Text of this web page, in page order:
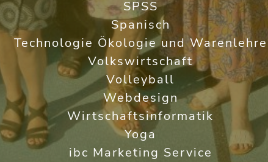
SPSS
Spanisch
Technologie Ökologie und Warenlehre
Volkswirtschaft
Volleyball
Webdesign
Wirtschaftsinformatik
Yoga
ibc Marketing Service